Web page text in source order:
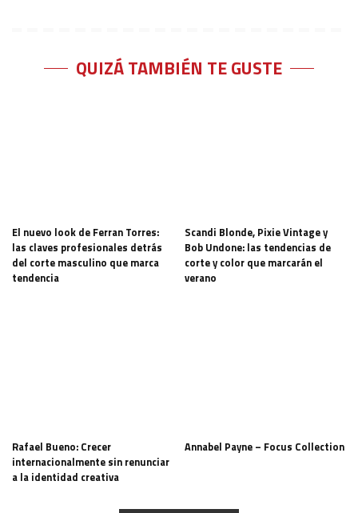
QUIZÁ TAMBIÉN TE GUSTE
El nuevo look de Ferran Torres:
las claves profesionales detrás
del corte masculino que marca
tendencia
Scandi Blonde, Pixie Vintage y
Bob Undone: las tendencias de
corte y color que marcarán el
verano
Rafael Bueno: Crecer
internacionalmente sin renunciar
a la identidad creativa
Annabel Payne – Focus Collection